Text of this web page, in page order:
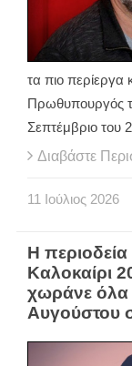
τα πιο περίεργα
Πρωθυπουργός
Σεπτέμβριο του
Διαβάστε
11 Ιούλιος 2026
Η
Καλοκαίρι
χωράνε όλα
Αυγούστου